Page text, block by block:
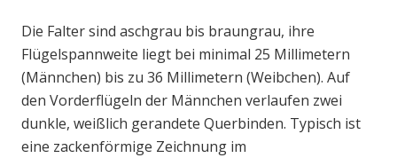
Die Falter sind aschgrau bis braungrau, ihre
Flügelspannweite liegt bei minimal 25 Millimetern
(Männchen) bis zu 36 Millimetern (Weibchen). Auf
den Vorderflügeln der Männchen verlaufen zwei
dunkle, weißlich gerandete Querbinden. Typisch ist
eine zackenförmige Zeichnung im